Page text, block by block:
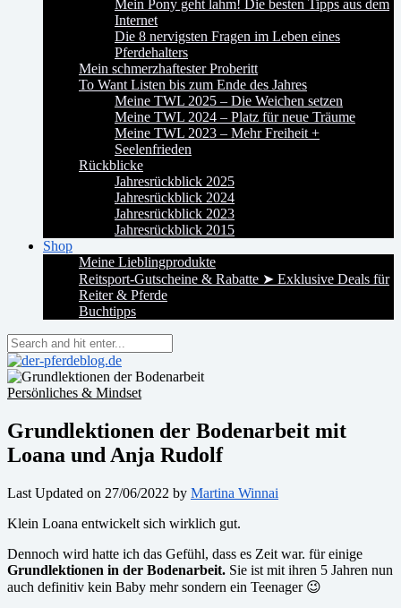
Mein Pony geht lahm! Die besten Tipps aus dem
Internet
Die 8 nervigsten Fragen im Leben eines
Pferdehalters
Mein schmerzhaftester Proberitt
To Want Listen bis zum Ende des Jahres
Meine TWL 2025 – Die Weichen setzen
Meine TWL 2024 – Platz für neue Träume
Meine TWL 2023 – Mehr Freiheit +
Seelenfrieden
Rückblicke
Jahresrückblick 2025
Jahresrückblick 2024
Jahresrückblick 2023
Jahresrückblick 2015
Shop
Meine Lieblingprodukte
Reitsport-Gutscheine & Rabatte ➤ Exklusive Deals für
Reiter & Pferde
Buchtipps
Persönliches & Mindset
Grundlektionen der Bodenarbeit mit
Loana und Anja Rudolf
Last Updated on 27/06/2022 by Martina Winnai
Klein Loana entwickelt sich wirklich gut.
Dennoch wird hatte ich das Gefühl, dass es Zeit war. für einige
Grundlektionen in der Bodenarbeit. Sie ist mit ihren 5 Jahren nun
auch definitiv kein Baby mehr sondern ein Teenager 😉